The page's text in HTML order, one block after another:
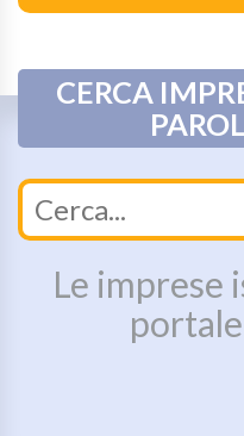
CERCA
Le imprese